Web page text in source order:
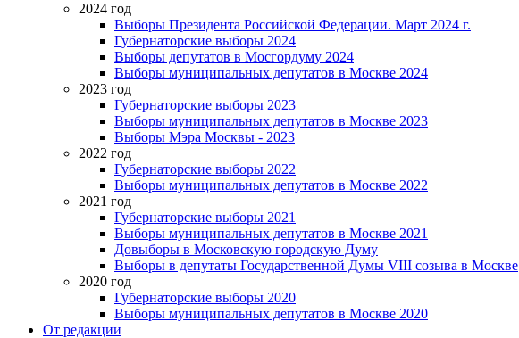
2024 год
Выборы Президента Российской Федерации. Март 2024 г.
Губернаторские выборы 2024
Выборы депутатов в Мосгордуму 2024
Выборы муниципальных депутатов в Москве 2024
2023 год
Губернаторские выборы 2023
Выборы муниципальных депутатов в Москве 2023
Выборы Мэра Москвы - 2023
2022 год
Губернаторские выборы 2022
Выборы муниципальных депутатов в Москве 2022
2021 год
Губернаторские выборы 2021
Выборы муниципальных депутатов в Москве 2021
Довыборы в Московскую городскую Думу
Выборы в депутаты Государственной Думы VIII созыва в Москве
2020 год
Губернаторские выборы 2020
Выборы муниципальных депутатов в Москве 2020
От редакции